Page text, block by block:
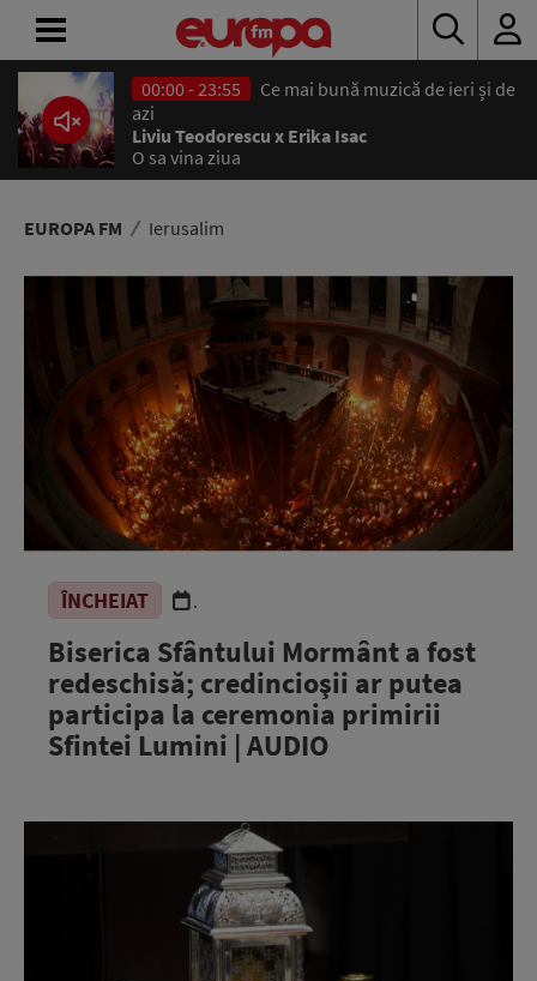
00:00 - 23:55
Ce mai bună muzică de ieri și de
azi
Liviu Teodorescu x Erika Isac
O sa vina ziua
EUROPA FM Ierusalim
ÎNCHEIAT .
Biserica Sfântului Mormânt a fost
redeschisă; credincioşii ar putea
participa la ceremonia primirii
Sfintei Lumini | AUDIO
ACASĂ
ȘTIRI
RADIO
CONCURSURI
PODCAST
ASCULTĂ
LIVE